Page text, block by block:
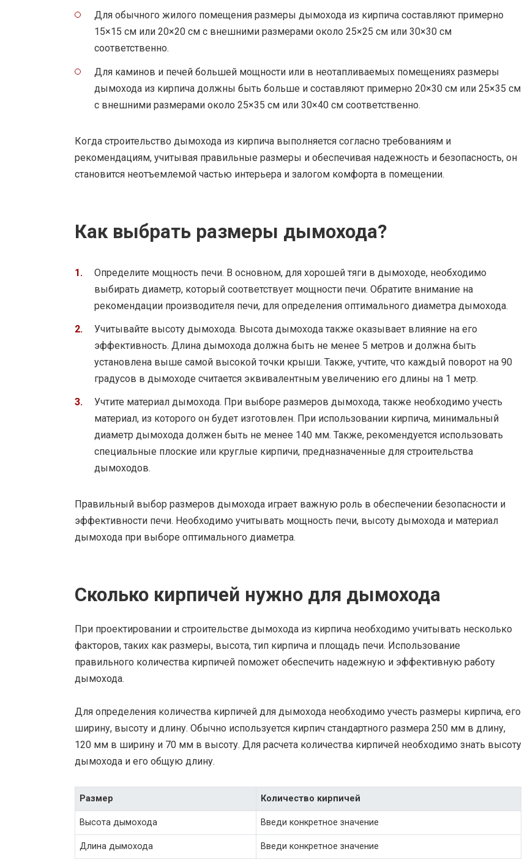
Для обычного жилого помещения размеры дымохода из кирпича составляют примерно
15×15 см или 20×20 см с внешними размерами около 25×25 см или 30×30 см
соответственно.
Для каминов и печей большей мощности или в неотапливаемых помещениях размеры
дымохода из кирпича должны быть больше и составляют примерно 20×30 см или 25×35 см
с внешними размерами около 25×35 см или 30×40 см соответственно.
Когда строительство дымохода из кирпича выполняется согласно требованиям и
рекомендациям, учитывая правильные размеры и обеспечивая надежность и безопасность, он
становится неотъемлемой частью интерьера и залогом комфорта в помещении.
Как выбрать размеры дымохода?
Определите мощность печи. В основном, для хорошей тяги в дымоходе, необходимо
выбирать диаметр, который соответствует мощности печи. Обратите внимание на
рекомендации производителя печи, для определения оптимального диаметра дымохода.
Учитывайте высоту дымохода. Высота дымохода также оказывает влияние на его
эффективность. Длина дымохода должна быть не менее 5 метров и должна быть
установлена выше самой высокой точки крыши. Также, учтите, что каждый поворот на 90
градусов в дымоходе считается эквивалентным увеличению его длины на 1 метр.
Учтите материал дымохода. При выборе размеров дымохода, также необходимо учесть
материал, из которого он будет изготовлен. При использовании кирпича, минимальный
диаметр дымохода должен быть не менее 140 мм. Также, рекомендуется использовать
специальные плоские или круглые кирпичи, предназначенные для строительства
дымоходов.
Правильный выбор размеров дымохода играет важную роль в обеспечении безопасности и
эффективности печи. Необходимо учитывать мощность печи, высоту дымохода и материал
дымохода при выборе оптимального диаметра.
Сколько кирпичей нужно для дымохода
При проектировании и строительстве дымохода из кирпича необходимо учитывать несколько
факторов, таких как размеры, высота, тип кирпича и площадь печи. Использование
правильного количества кирпичей поможет обеспечить надежную и эффективную работу
дымохода.
Для определения количества кирпичей для дымохода необходимо учесть размеры кирпича, его
ширину, высоту и длину. Обычно используется кирпич стандартного размера 250 мм в длину,
120 мм в ширину и 70 мм в высоту. Для расчета количества кирпичей необходимо знать высоту
дымохода и его общую длину.
Размер Количество кирпичей
Высота дымохода Введи конкретное значение
Длина дымохода Введи конкретное значение